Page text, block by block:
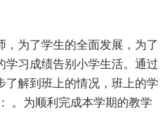
，为了学生的全面发展，为了
学习成绩告别小学生活。通过
了解到班上的情况，班上的学
。为顺利完成本学期的教学